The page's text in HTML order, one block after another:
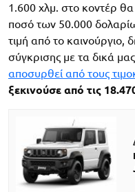
1.600 χλμ. στο κοντέρ θα
ποσό των 50.000
τιμή από το καινούργιο,
σύγκρισης με τα δικά
αποσυρθεί από τους
ξεκινούσε από τις